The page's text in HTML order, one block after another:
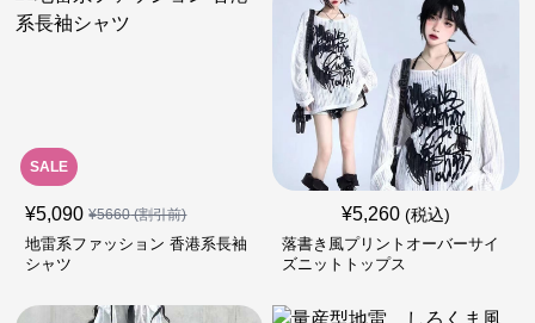
SALE
¥5,090 ¥5660(割引前)
地雷系ファッション 香港系長袖
シャツ
¥5,260 (税込)
落書き風プリントオーバーサイ
ズニットトップス